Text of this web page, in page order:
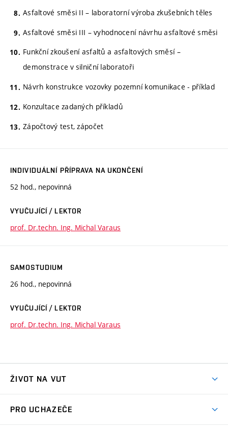
Asfaltové směsi II – laboratorní výroba zkušebních těles
Asfaltové směsi III – vyhodnocení návrhu asfaltové směsi
Funkční zkoušení asfaltů a asfaltových směsí –
demonstrace v silniční laboratoři
Návrh konstrukce vozovky pozemní komunikace - příklad
Konzultace zadaných příkladů
Zápočtový test, zápočet
INDIVIDUÁLNÍ PŘÍPRAVA NA UKONČENÍ
52 hod., nepovinná
VYUČUJÍCÍ / LEKTOR
prof. Dr.techn. Ing. Michal Varaus
SAMOSTUDIUM
26 hod., nepovinná
VYUČUJÍCÍ / LEKTOR
prof. Dr.techn. Ing. Michal Varaus
ŽIVOT NA VUT
PRO UCHAZEČE